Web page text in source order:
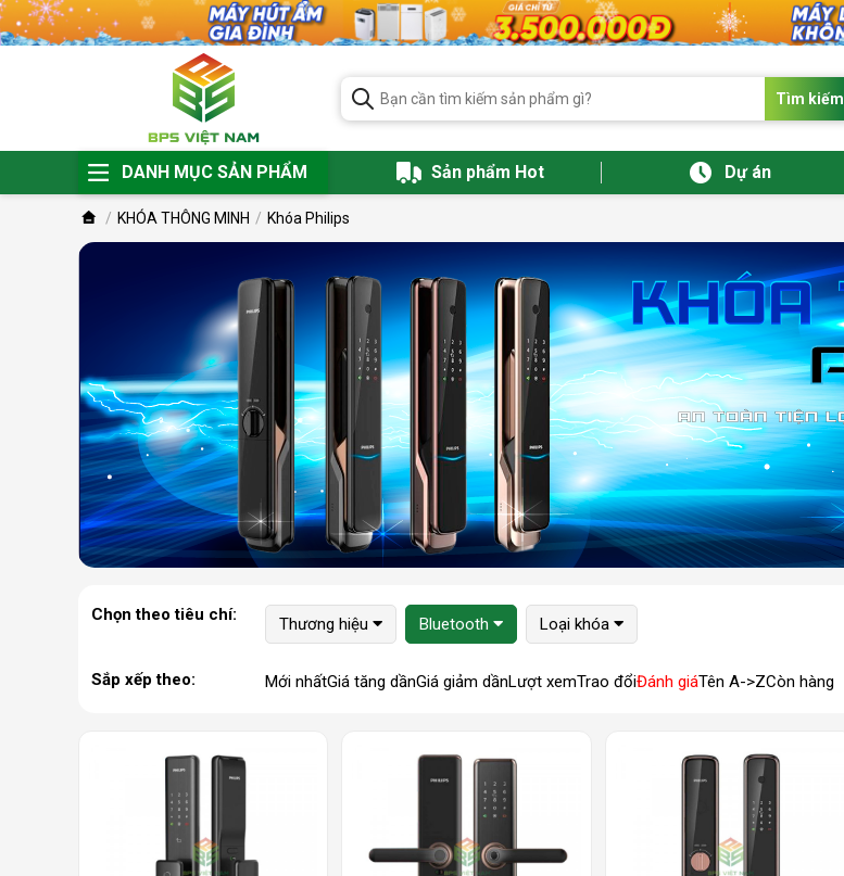
Tìm kiếm
DANH MỤC SẢN PHẨM Sản phẩm Hot Dự án
KHÓA THÔNG MINH Khóa Philips
Chọn theo tiêu chí: Thương hiệu Bluetooth Loại khóa
Sắp xếp theo: Mới nhấtGiá tăng dầnGiá giảm dầnLượt xemTrao đổiĐánh giáTên A->ZCòn hàng